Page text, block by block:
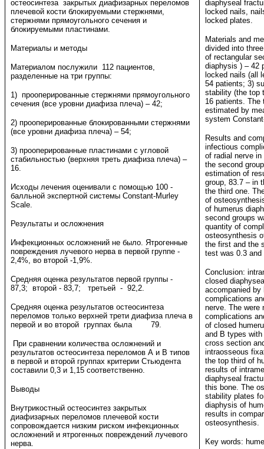
остеосинтеза закрытых диафизарных переломов
плечевой кости блокируемыми стержнями,
стержнями прямоугольного сечения и
блокируемыми пластинами.
Материалы и методы
Материалом послужили 112 пациентов,
разделенные на три группы:
1) прооперированные стержнями прямоугольного
сечения (все уровни диафиза плеча) – 42;
2) прооперированные блокированными стержнями
(все уровни диафиза плеча) – 54;
3) прооперированные пластинами с угловой
стабильностью (верхняя треть диафиза плеча) –
16.
Исходы лечения оценивали с помощью 100 -
балльной экспертной системы Constant-Murley
Scale.
Результаты и осложнения
Инфекционных осложнений не было. Ятрогенные
повреждения лучевого нерва в первой группе -
2,4%, во второй -1,9%.
Средняя оценка результатов первой группы -
87,3; второй - 83,7; третьей - 92,2.
Средняя оценка результатов остеосинтеза
переломов только верхней трети диафиза плеча в
первой и во второй группах была 79.
При сравнении количества осложнений и
результатов остеосинтеза переломов А и В типов
в первой и второй группах критерии Стьюдента
составили 0,3 и 1,15 соответственно.
Выводы
Внутрикостный остеосинтез закрытых
диафизарных переломов плечевой кости
сопровождается низким риском инфекционных
осложнений и ятрогенных повреждений лучевого
нерва.
diaphyseal
locked nails,
locked plates.
Materials and
divided into
of rectangular
diaphysis ) – 42
locked nails (all
54 patients; 3)
stability (the top
16 patients. The
estimated by
system
Results and
infectious
of radial nerve
the second
estimation of
group, 83.7 – in
the third one.
of
of humerus
second groups
quantity of
osteosynthesis
the first and the
test was 0.3
Conclusion:
closed
accompanied
complications
nerve. The were
complications
of closed
and B types
cross section
intraosseous
the top third of
results of
diaphyseal
this bone. The
stability plates
diaphysis of
results in
osteosynthesis.
Key words: